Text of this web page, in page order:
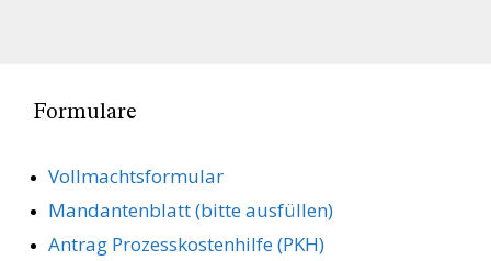
Formulare
Vollmachts­formular
Mandanten­blatt (bitte ausfüllen)
Antrag Prozesskostenhilfe (PKH)